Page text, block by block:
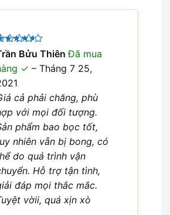
xếp hạng
5 sao
Bửu ThiênĐã mua
– Tháng 7 25,
cả phải chăng, phù
với mọi đối tượng.
phẩm bao bọc tốt,
nhiên vẫn bị bong, có
do quá trình vận
Hỗ trợ tận tình,
đáp mọi thắc mắc.
vờii, quá xịn xò